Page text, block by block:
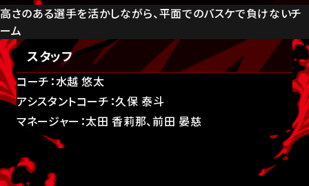
高さのある選手を活かしながら、平面でのバスケで負けないチ
ーム
スタッフ
コーチ：水越 悠太
アシスタントコーチ：久保 泰斗
マネージャー：太田 香莉那、前田 晏慈